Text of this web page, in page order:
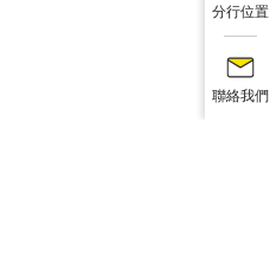
分行位置
聯絡我們